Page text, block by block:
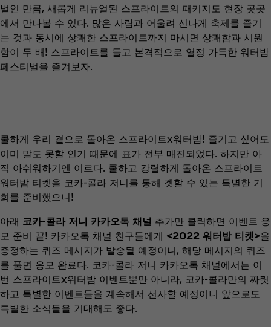
벌인 만큼, 새롭게 리뉴얼된 스프라이트의 패키지도 현장 곳곳
에서 만나볼 수 있다. 많은 사람과 어울려 신나게 축제를 즐기
는 것과 동시에 상쾌한 스프라이트까지 마시면 상쾌함과 시원
함이 두 배! 스프라이트를 들고 본격적으로 열정 가득한 워터밤
페스티벌을 즐겨보자.
쿨하게 우리 곁으로 돌아온 스프라이트x워터밤! 즐기고 싶어도
이미 말도 못할 인기 때문에 표가 전부 매진되었다. 하지만 아
직 아쉬워하기엔 이르다. 쿨하고 강렬하게 돌아온 스프라이트
워터밤 티켓을 코카-콜라 저니를 통해 겟할 수 있는 특별한 기
회를 준비했으니!
아래 코카-콜라 저니 카카오톡 채널 추가만 클릭하면 이벤트 응
모 준비 끝! 카카오톡 채널 친구들에게 <2022 워터밤 티켓>을
증정하는 퀴즈 메시지가 발송될 예정이니, 해당 메시지의 퀴즈
를 풀면 응모 완료다. 코카-콜라 저니 카카오톡 채널에서는 이
번 스프라이트x워터밤 이벤트뿐만 아니라, 코카-콜라만의 짜릿
하고 특별한 이벤트들을 계속해서 선사할 예정이니 앞으로도
특별한 소식들을 기대해도 좋다.